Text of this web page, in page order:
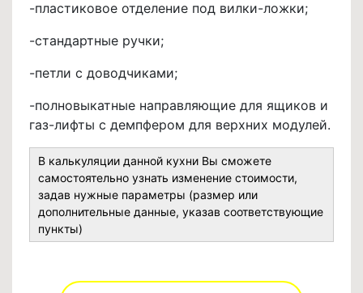
-пластиковое отделение под вилки-ложки;
-стандартные ручки;
-петли с доводчиками;
-полновыкатные направляющие для ящиков и
газ-лифты с демпфером для верхних модулей.
В калькуляции данной кухни Вы сможете
самостоятельно узнать изменение стоимости,
задав нужные параметры (размер или
дополнительные данные, указав соответствующие
пункты)